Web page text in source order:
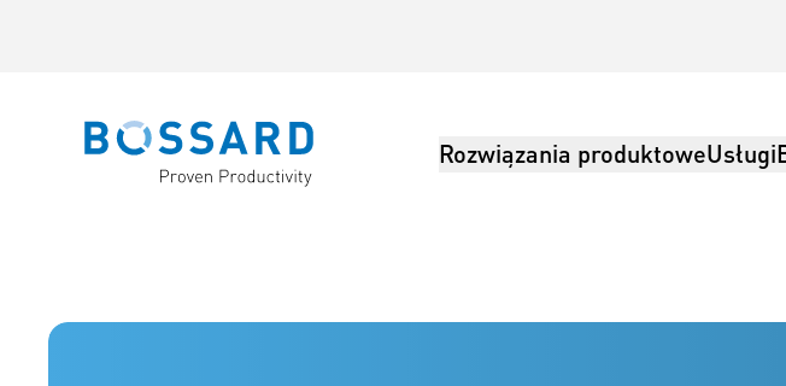
Bossard homepage Rozwiązania produktoweUsługi